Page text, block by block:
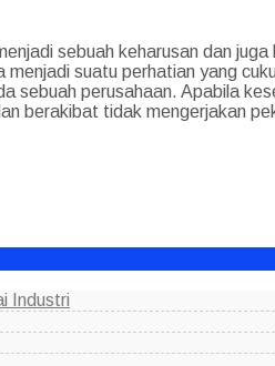
sebuah keharusan dan
suatu perhatian yang
sebuah perusahaan. Apabila
berakibat tidak mengerjakan
Industri